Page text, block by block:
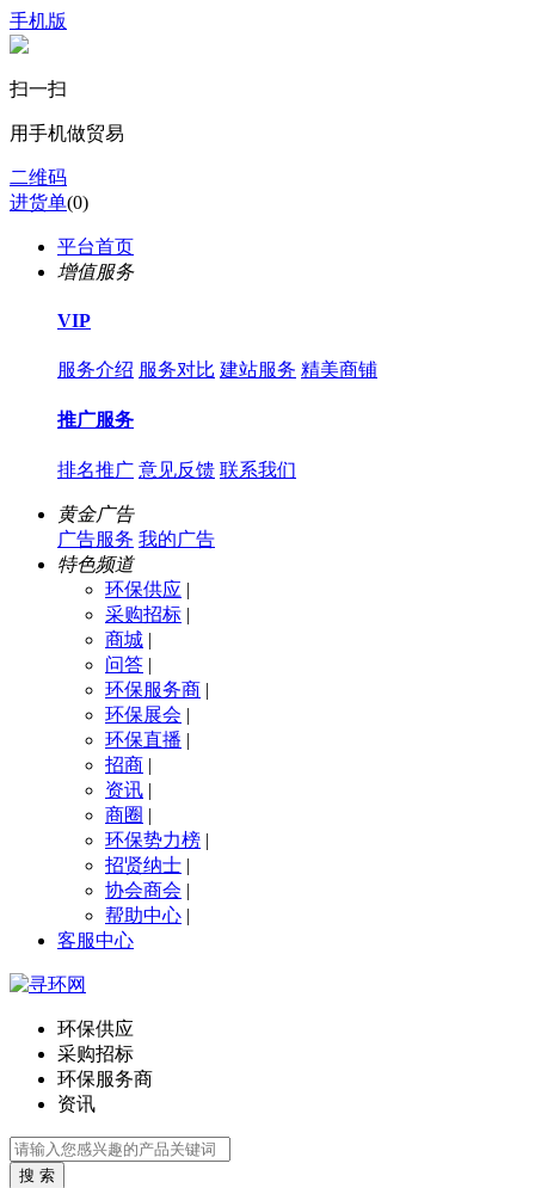
手机版
扫一扫
用手机做贸易
二维码
进货单(0)
平台首页
增值服务
VIP
服务介绍 服务对比 建站服务 精美商铺
推广服务
排名推广 意见反馈 联系我们
黄金广告
广告服务 我的广告
特色频道
环保供应 |
采购招标 |
商城 |
问答 |
环保服务商 |
环保展会 |
环保直播 |
招商 |
资讯 |
商圈 |
环保势力榜 |
招贤纳士 |
协会商会 |
帮助中心 |
客服中心
环保供应
采购招标
环保服务商
资讯
搜 索